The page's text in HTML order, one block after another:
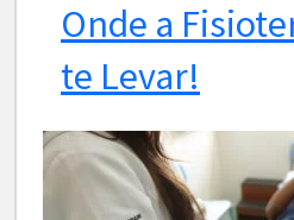
Onde a
te Levar!